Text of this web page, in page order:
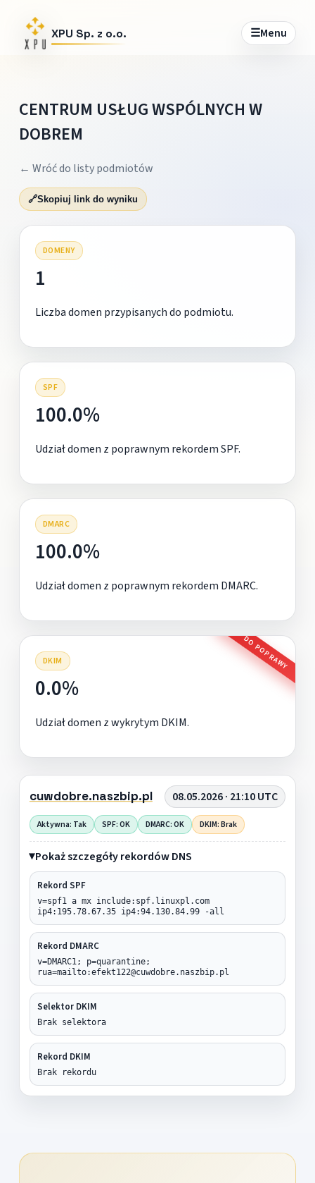
XPU Sp. z o.o. ☰Menu
CENTRUM USŁUG WSPÓLNYCH W
DOBREM
← Wróć do listy podmiotów
🔗Skopiuj link do wyniku
DOMENY
1
Liczba domen przypisanych do podmiotu.
SPF
100.0%
Udział domen z poprawnym rekordem SPF.
DMARC
100.0%
Udział domen z poprawnym rekordem DMARC.
DKIM DO POPRAWY
0.0%
Udział domen z wykrytym DKIM.
cuwdobre.naszbip.pl 08.05.2026 · 21:10 UTC
Aktywna: Tak SPF: OK DMARC: OK DKIM: Brak
Pokaż szczegóły rekordów DNS
Rekord SPF
v=spf1 a mx include:spf.linuxpl.com
ip4:195.78.67.35 ip4:94.130.84.99 -all
Rekord DMARC
v=DMARC1; p=quarantine;
rua=mailto:efekt122@cuwdobre.naszbip.pl
Selektor DKIM
Brak selektora
Rekord DKIM
Brak rekordu